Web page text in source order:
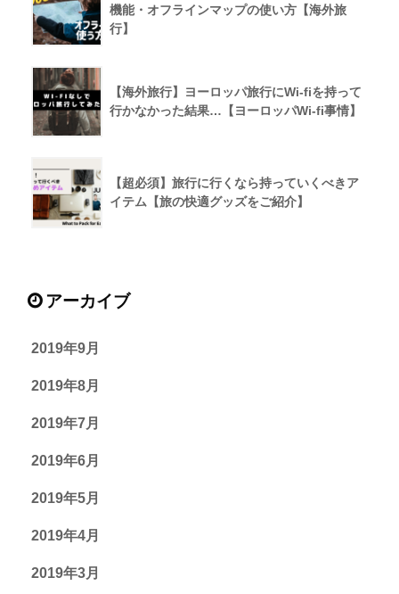
機能・オフラインマップの使い方【海外旅
行】
【海外旅行】ヨーロッパ旅行にWi-fiを持って
行かなかった結果…【ヨーロッパWi-fi事情】
【超必須】旅行に行くなら持っていくべきア
イテム【旅の快適グッズをご紹介】
アーカイブ
2019年9月
2019年8月
2019年7月
2019年6月
2019年5月
2019年4月
2019年3月